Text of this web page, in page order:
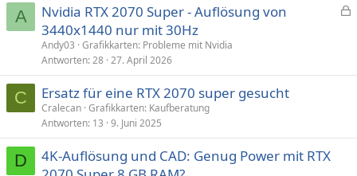
A
e
Nvidia RTX 2070 Super - Auflösung von
3440x1440 nur mit 30Hz
Andy03 Grafikkarten: Probleme mit Nvidia
Antworten 28 27. April 2026
C Ersatz für eine RTX 2070 super gesucht
Cralecan Grafikkarten: Kaufberatung
Antworten 13 9. Juni 2025
D
4K-Auflösung und CAD: Genug Power mit RTX